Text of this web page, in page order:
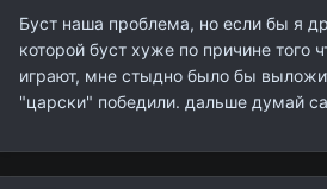
Буст наша проблема, но если бы я
которой буст хуже по причине того
играют, мне стыдно было бы
"царски" победили. дальше думай